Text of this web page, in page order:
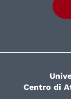
Centro di